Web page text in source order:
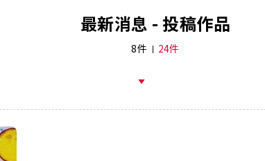
最新消息 - 投稿作品
8件 24件